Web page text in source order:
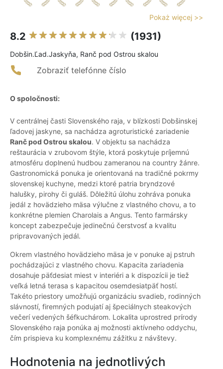
Pokaż więcej >>
8.2 (1931)
Dobšin.Ľad.Jaskyňa, Ranč pod Ostrou skalou
Zobraziť telefónne číslo
O spoločnosti:
V centrálnej časti Slovenského raja, v blízkosti Dobšinskej
ľadovej jaskyne, sa nachádza agroturistické zariadenie
Ranč pod Ostrou skalou. V objektu sa nachádza
reštaurácia v zrubovom štýle, ktorá poskytuje príjemnú
atmosféru doplnenú hudbou zameranou na country žánre.
Gastronomická ponuka je orientovaná na tradičné pokrmy
slovenskej kuchyne, medzi ktoré patria bryndzové
halušky, pirohy či guláš. Dôležitú úlohu zohráva ponuka
jedál z hovädzieho mäsa výlučne z vlastného chovu, a to
konkrétne plemien Charolais a Angus. Tento farmársky
koncept zabezpečuje jedinečnú čerstvosť a kvalitu
pripravovaných jedál.
Okrem vlastného hovädzieho mäsa je v ponuke aj pstruh
pochádzajúci z vlastného chovu. Kapacita zariadenia
dosahuje päťdesiat miest v interiéri a k dispozícii je tiež
veľká letná terasa s kapacitou osemdesiatpäť hostí.
Takéto priestory umožňujú organizáciu svadieb, rodinných
slávností, firemných podujatí aj špeciálnych steakových
večerí vedených šéfkuchárom. Lokalita uprostred prírody
Slovenského raja ponúka aj možnosti aktívneho oddychu,
čím prispieva ku komplexnému zážitku z návštevy.
Hodnotenia na jednotlivých